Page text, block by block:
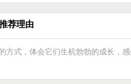
荐理由
方式，体会它们生机勃勃的成长，